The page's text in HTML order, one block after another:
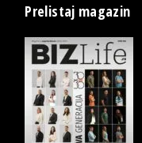
Prelistaj magazin